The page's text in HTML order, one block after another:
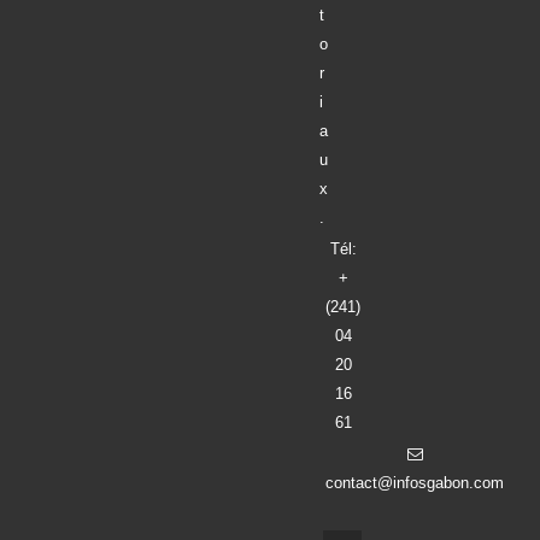
t
o
r
i
a
u
x
Tél:
+
(241)
04
20
16
61
contact@infosgabon.com